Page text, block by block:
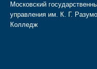
Московский
управления им. К. Г.
Колледж